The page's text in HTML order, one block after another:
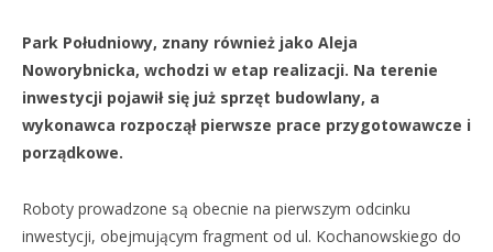
Park Południowy, znany również jako Aleja
Noworybnicka, wchodzi w etap realizacji. Na terenie
inwestycji pojawił się już sprzęt budowlany, a
wykonawca rozpoczął pierwsze prace przygotowawcze i
porządkowe.
Roboty prowadzone są obecnie na pierwszym odcinku
inwestycji, obejmującym fragment od ul. Kochanowskiego do